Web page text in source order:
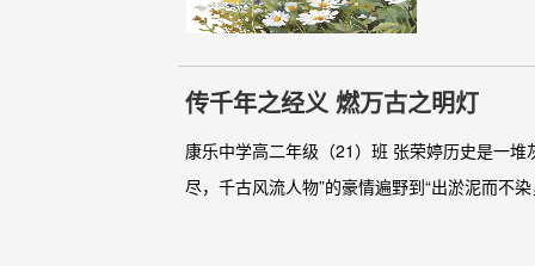
传千年之经义 燃万古之明灯
康乐中学高二年级（21）班 张荣婷历史是一
尽，千古风流人物”的豪情遍野到“出淤泥而不